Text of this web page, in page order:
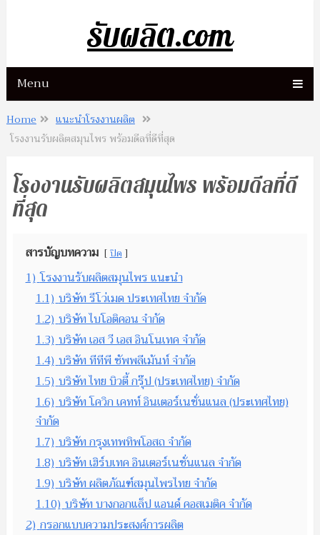
รับผลิต.com
Menu
Home
แนะนำโรงงานผลิต
โรงงานรับผลิตสมุนไพร พร้อมดีลที่ดีที่สุด
โรงงานรับผลิตสมุนไพร พร้อมดีลที่ดี
ที่สุด
สารบัญบทความ ปิด
1) โรงงานรับผลิตสมุนไพร แนะนำ
1.1) บริษัท รีโว่เมด ประเทศไทย จำกัด
1.2) บริษัท ไบโอติคอน จำกัด
1.3) บริษัท เอส วี เอส อินโนเทค จำกัด
1.4) บริษัท ทีทีพี ซัพพลีเม้นท์ จำกัด
1.5) บริษัท ไทย บิวตี้ กรุ๊ป (ประเทศไทย) จำกัด
1.6) บริษัท โควิก เคทท์ อินเตอร์เนชั่นแนล (ประเทศไทย)
จำกัด
1.7) บริษัท กรุงเทพทิพโอสถ จำกัด
1.8) บริษัท เฮิร์บเทค อินเตอร์เนชั่นแนล จำกัด
1.9) บริษัท ผลิตภัณฑ์สมุนไพรไทย จำกัด
1.10) บริษัท บางกอกแล็ป แอนด์ คอสเมติค จำกัด
2) กรอกแบบความประสงค์การผลิต